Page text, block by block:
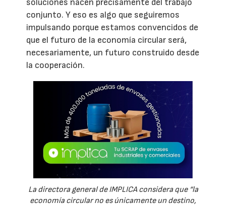
conjunto. Y eso es algo que seguiremos
impulsando porque estamos convencidos de
que el futuro de la economía circular será,
necesariamente, un futuro construido desde
la cooperación.
La directora general de IMPLICA considera que “la
economía circular no es únicamente un destino,